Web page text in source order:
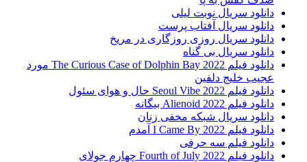
دانلود سریال نوبت لیلی
دانلود سریال آفتاب پرست
دانلود سریال روزی روزگاری در مریخ
دانلود سریال بی گناه
دانلود فیلم The Curious Case of Dolphin Bay 2022 مورد
عجیب خلیج دلفین
دانلود فیلم Seoul Vibe 2022 حال و هوای سئول
دانلود فیلم Alienoid 2022 بیگانه
دانلود سریال شبکه مخفی زنان
دانلود فیلم I Came By 2022 آمدم
دانلود فیلم سه حرفی
دانلود فیلم Fourth of July 2022 چهارم جولای